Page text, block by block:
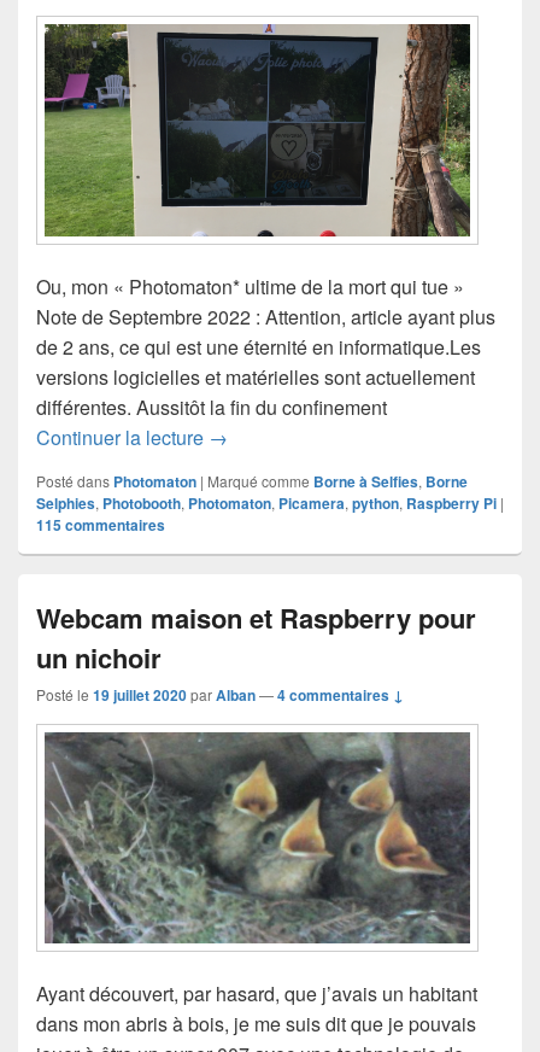
Ou, mon « Photomaton* ultime de la mort qui tue »
Note de Septembre 2022 : Attention, article ayant plus
de 2 ans, ce qui est une éternité en informatique.Les
versions logicielles et matérielles sont actuellement
différentes. Aussitôt la fin du confinement
Continuer la lecture Borne à Selfies – Borne Photos
→
Posté dans Photomaton | Marqué comme Borne à Selfies, Borne
Selphies, Photobooth, Photomaton, Picamera, python, Raspberry Pi |
115commentaires
Webcam maison et Raspberry pour
un nichoir
Posté le 19 juillet 2020parAlban—4 commentaires ↓
Ayant découvert, par hasard, que j’avais un habitant
dans mon abris à bois, je me suis dit que je pouvais